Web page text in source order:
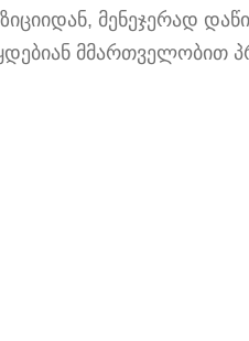
მენეჯერად
მმართველობით